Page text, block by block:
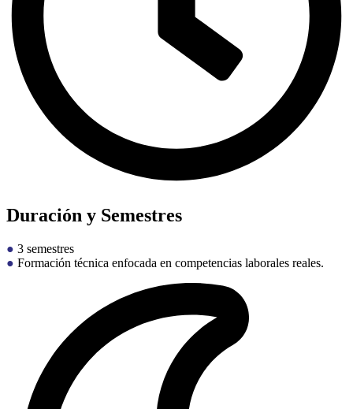
Duración y Semestres
● 3 semestres
● Formación técnica enfocada en competencias laborales reales.